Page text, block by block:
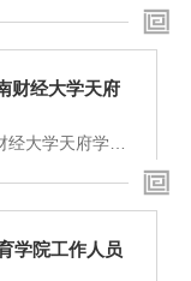
)批准，将西南
整继承了原西南
设施等而设立
校位列中国独
。经过二十余
财经大学天府
大学天府学院
设计新颖，环境
备 12 间幼儿活动
大型树屋探险游
学院工作人员